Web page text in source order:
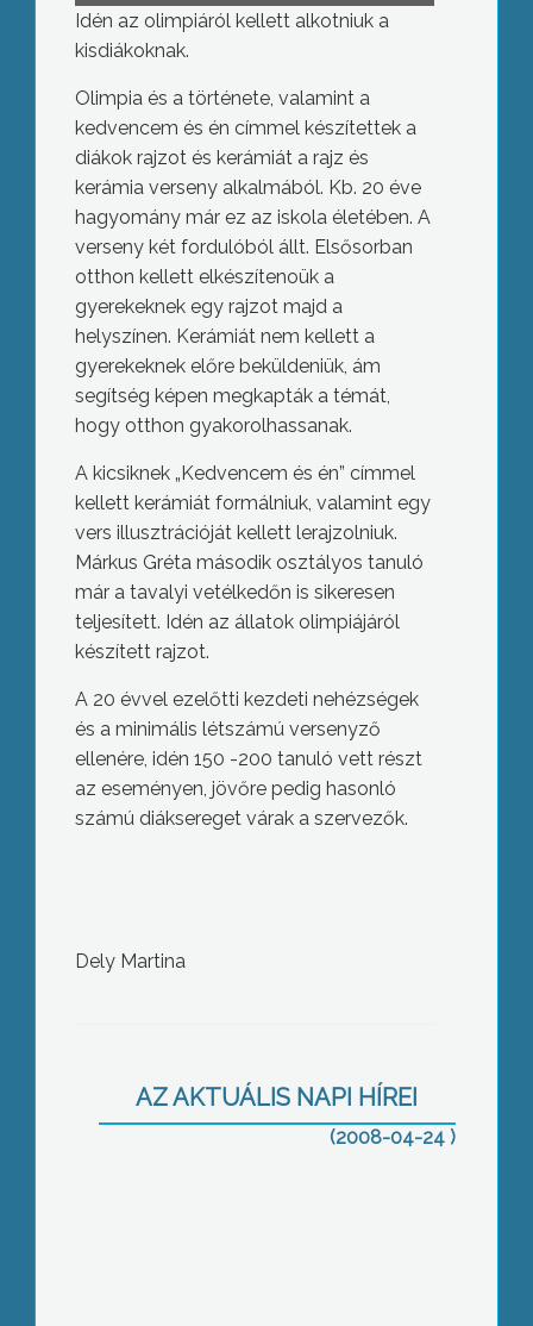
Idén az olimpiáról kellett alkotniuk a
kisdiákoknak.
Olimpia és a története, valamint a
kedvencem és én címmel készítettek a
diákok rajzot és kerámiát a rajz és
kerámia verseny alkalmából. Kb. 20 éve
hagyomány már ez az iskola életében. A
verseny két fordulóból állt. Elsősorban
otthon kellett elkészítenoük a
gyerekeknek egy rajzot majd a
helyszínen. Kerámiát nem kellett a
gyerekeknek előre beküldeniük, ám
segítség képen megkapták a témát,
hogy otthon gyakorolhassanak.
A kicsiknek „Kedvencem és én” címmel
kellett kerámiát formálniuk, valamint egy
vers illusztrációját kellett lerajzolniuk.
Márkus Gréta második osztályos tanuló
már a tavalyi vetélkedőn is sikeresen
teljesített. Idén az állatok olimpiájáról
készített rajzot.
A 20 évvel ezelőtti kezdeti nehézségek
és a minimális létszámú versenyző
ellenére, idén 150 -200 tanuló vett részt
az eseményen, jövőre pedig hasonló
számú diáksereget várak a szervezők.
Dely Martina
AZ AKTUÁLIS NAPI HÍREI
(2008-04-24 )